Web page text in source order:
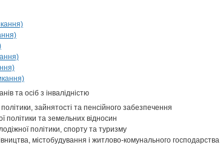
та осіб з інвалідністю
зайнятості та пенсійного забезпечення
політики та земельних відносин
політики, спорту та туризму
містобудування і житлово-комунального господарства